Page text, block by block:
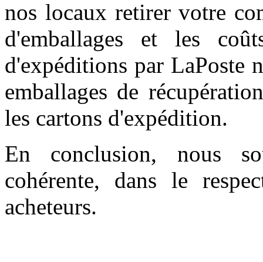
nos locaux retirer votre
d'emballages et les
d'expéditions par LaPoste
emballages de
les cartons d'expédition.
En conclusion, nous
cohérente, dans le
acheteurs.